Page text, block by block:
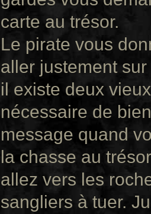
carte au trésor.
Le pirate vous
aller justement
il existe deux
nécessaire de
message quand
la chasse au
allez vers les
sangliers à tuer.